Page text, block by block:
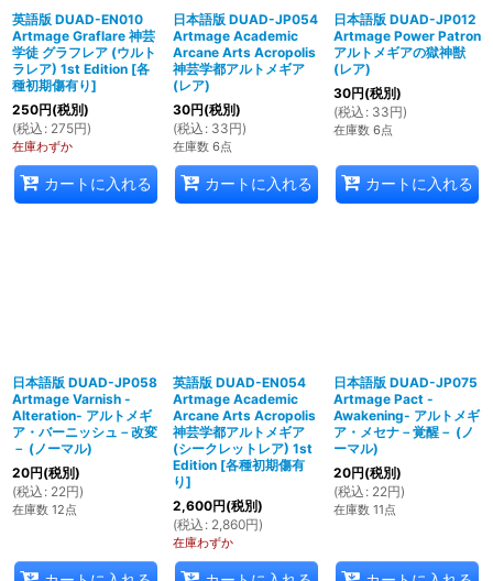
英語版 DUAD-EN010
Artmage Graflare 神芸
学徒 グラフレア (ウルト
ラレア) 1st Edition [各
種初期傷有り]
250円(税別)
(税込 : 275円)
在庫わずか
カートに入れる
日本語版 DUAD-JP054
Artmage Academic
Arcane Arts Acropolis
神芸学都アルトメギア
(レア)
30円(税別)
(税込 : 33円)
在庫数 6点
カートに入れる
日本語版 DUAD-JP012
Artmage Power Patron
アルトメギアの獄神獣
(レア)
30円(税別)
(税込 : 33円)
在庫数 6点
カートに入れる
日本語版 DUAD-JP058
Artmage Varnish -
Alteration- アルトメギ
ア・バーニッシュ－改変
－ (ノーマル)
20円(税別)
(税込 : 22円)
在庫数 12点
英語版 DUAD-EN054
Artmage Academic
Arcane Arts Acropolis
神芸学都アルトメギア
(シークレットレア) 1st
Edition [各種初期傷有
り]
2,600円(税別)
(税込 : 2,860円)
在庫わずか
日本語版 DUAD-JP075
Artmage Pact -
Awakening- アルトメギ
ア・メセナ－覚醒－ (ノ
ーマル)
20円(税別)
(税込 : 22円)
在庫数 11点